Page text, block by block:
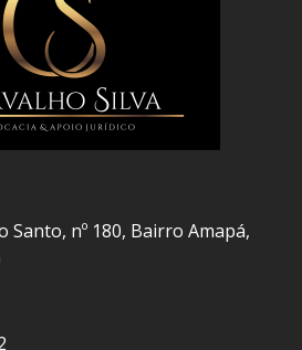
Santo, nº 180, Bairro Amapá,